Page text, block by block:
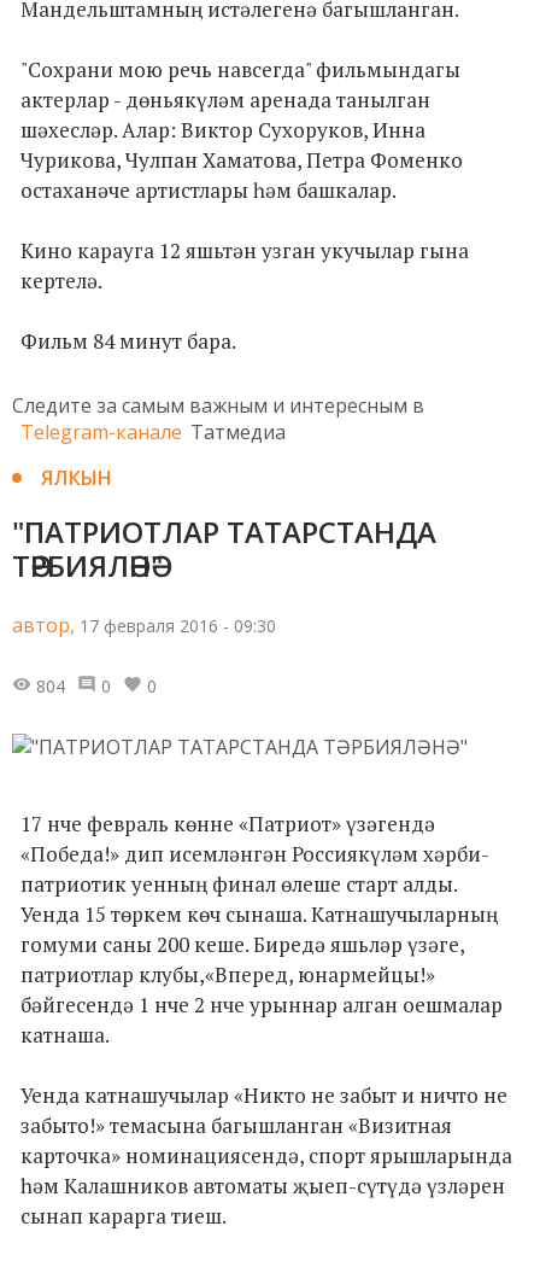
Мандельштамның истәлегенә багышланган.
"Сохрани мою речь навсегда" фильмындагы
актерлар - дөньякүләм аренада танылган
шәхесләр. Алар: Виктор Сухоруков, Инна
Чурикова, Чулпан Хаматова, Петра Фоменко
остаханәче артистлары һәм башкалар.
Кино карауга 12 яшьтән узган укучылар гына
кертелә.
Фильм 84 минут бара.
Следите за самым важным и интересным в
Telegram-канале Татмедиа
ЯЛКЫН
"ПАТРИОТЛАР ТАТАРСТАНДА
ТӘРБИЯЛӘНӘ"
автор, 17 февраля 2016 - 09:30
804 0 0
17 нче февраль көнне «Патриот» үзәгендә
«Победа!» дип исемләнгән Россиякүләм хәрби-
патриотик уенның финал өлеше старт алды.
Уенда 15 төркем көч сынаша. Катнашучыларның
гомуми саны 200 кеше. Биредә яшьләр үзәге,
патриотлар клубы,«Вперед, юнармейцы!»
бәйгесендә 1 нче 2 нче урыннар алган оешмалар
катнаша.
Уенда катнашучылар «Никто не забыт и ничто не
забыто!» темасына багышланган «Визитная
карточка» номинациясендә, спорт ярышларында
һәм Калашников автоматы җыеп-сүтүдә үзләрен
сынап карарга тиеш.